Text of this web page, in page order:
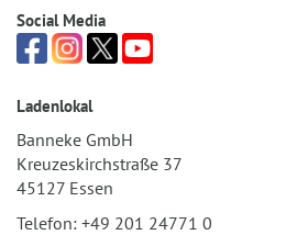
Social Media
Ladenlokal
Banneke GmbH
Kreuzeskirchstraße 37
45127 Essen
Telefon: +49 201 24771 0